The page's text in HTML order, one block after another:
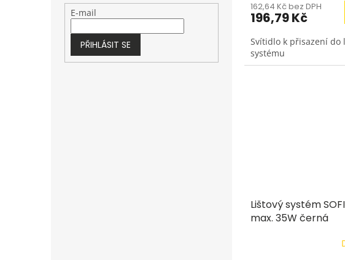
E-mail
PŘIHLÁSIT SE
162,64 Kč bez DPH
196,79 Kč
Svítidlo k přisazení do
systému
Lištový systém
max. 35W černá